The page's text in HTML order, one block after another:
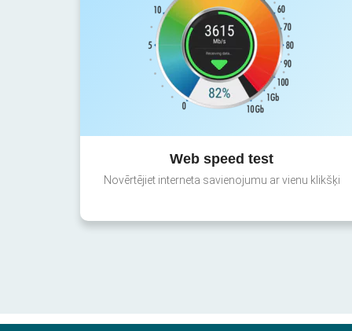
Web speed test
Novērtējiet interneta savienojumu ar vienu klikšķi